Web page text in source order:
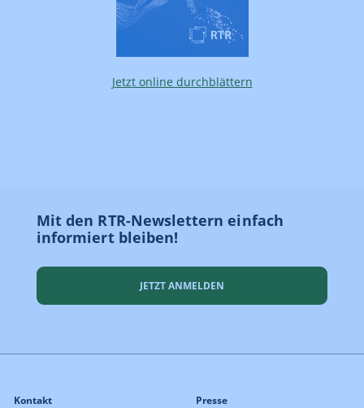
Jetzt online durchblättern
Mit den RTR-Newslettern einfach
informiert bleiben!
JETZT ANMELDEN
Kontakt
Presse